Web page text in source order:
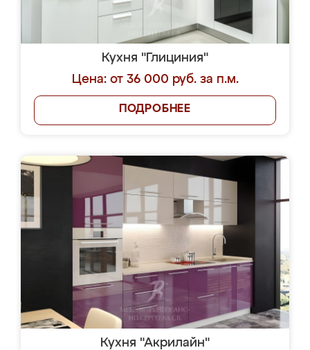
Кухня "Глициния"
Цена: от 36 000 руб. за п.м.
ПОДРОБНЕЕ
Кухня "Акрилайн"